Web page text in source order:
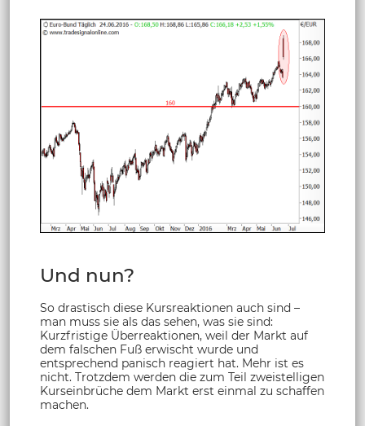
Und nun?
So drastisch diese Kursreaktionen auch sind –
man muss sie als das sehen, was sie sind:
Kurzfristige Überreaktionen, weil der Markt auf
dem falschen Fuß erwischt wurde und
entsprechend panisch reagiert hat. Mehr ist es
nicht. Trotzdem werden die zum Teil zweistelligen
Kurseinbrüche dem Markt erst einmal zu schaffen
machen.